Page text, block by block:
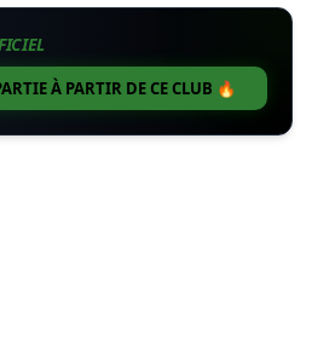
À PARTIR DE CE CLUB 🔥